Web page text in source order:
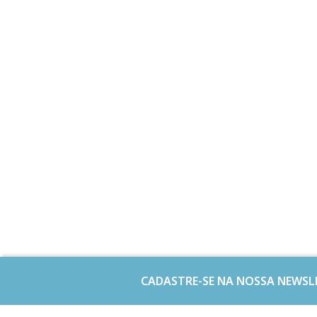
CADASTRE-SE NA NOSSA